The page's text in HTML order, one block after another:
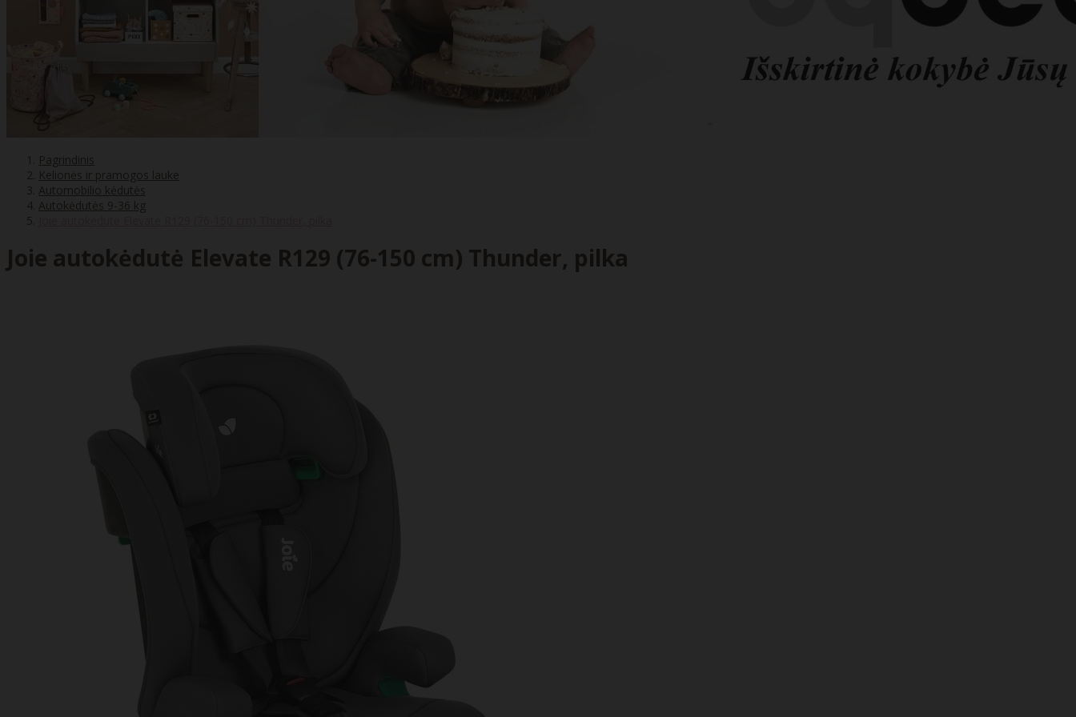
Pagrindinis
Kelionės ir pramogos lauke
Automobilio kėdutės
Autokėdutės 9-36 kg
Joie autokėdutė Elevate R129 (76-150 cm) Thunder, pilka